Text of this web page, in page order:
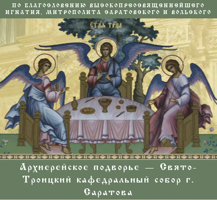
ПО БЛАГОСЛОВЕНИЮ ВЫСОКОПРЕОСВЯЩЕННЕЙШЕГО
ИГНАТИЯ, МИТРОПОЛИТА САРАТОВСКОГО И ВОЛЬСКОГО
Архиерейское подворье — Свято-
Троицкий кафедральный собор г.
Саратова